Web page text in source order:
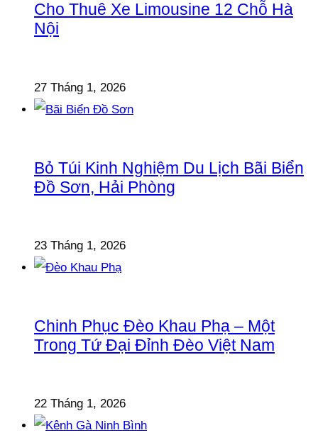
Cho Thuê Xe Limousine 12 Chỗ Hà
Nội
27 Tháng 1, 2026
Bỏ Túi Kinh Nghiệm Du Lịch Bãi Biển
Đồ Sơn, Hải Phòng
23 Tháng 1, 2026
Chinh Phục Đèo Khau Phạ – Một
Trong Tứ Đại Đỉnh Đèo Việt Nam
22 Tháng 1, 2026